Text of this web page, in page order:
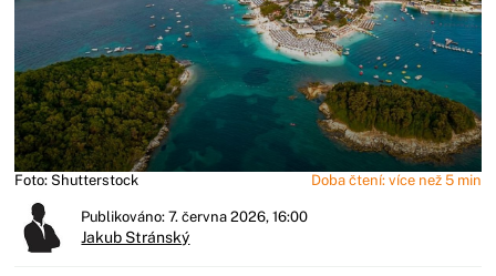
Foto: Shutterstock Doba čtení: více než 5 min
Publikováno: 7. června 2026, 16:00
Jakub Stránský